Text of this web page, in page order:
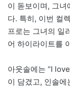
이 돋보이며, 그녀
다. 특히, 이번 컬
프로는 그녀의 일
어 하이라이트를
아웃솔에는 “I
이 담겼고, 인솔에